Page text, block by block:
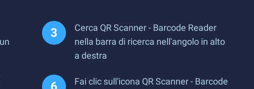
Cerca QR Scanner - Barcode Reader
nella barra di ricerca nell'angolo in alto
a destra
Fai clic sull'icona QR Scanner - Barcode